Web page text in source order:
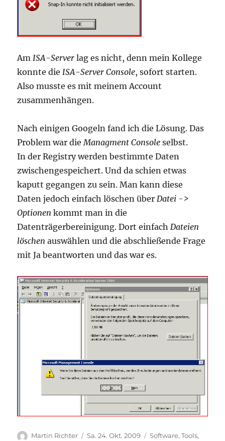
AmISA-Serverlag es nicht, denn mein Kollege
konnte dieISA-Server Console, sofort starten.
Also musste es mit meinem Account
zusammenhängen.
Nach einigen Googeln fand ich die Lösung. Das
Problem war dieManagment Console selbst.
In der Registry werden bestimmte Daten
zwischengespeichert. Und da schien etwas
kaputt gegangen zu sein. Man kann diese
Daten jedoch einfach löschen überDatei ->
Optionen kommt man in die
Datenträgerbereinigung. Dort einfachDateien
löschenauswählen und die abschließende Frage
mit Ja beantworten und das war es.
Autor
Martin Richter
Veröffentlicht
Sa. 24. Okt. 2009 Kategorien
Software,Tools,